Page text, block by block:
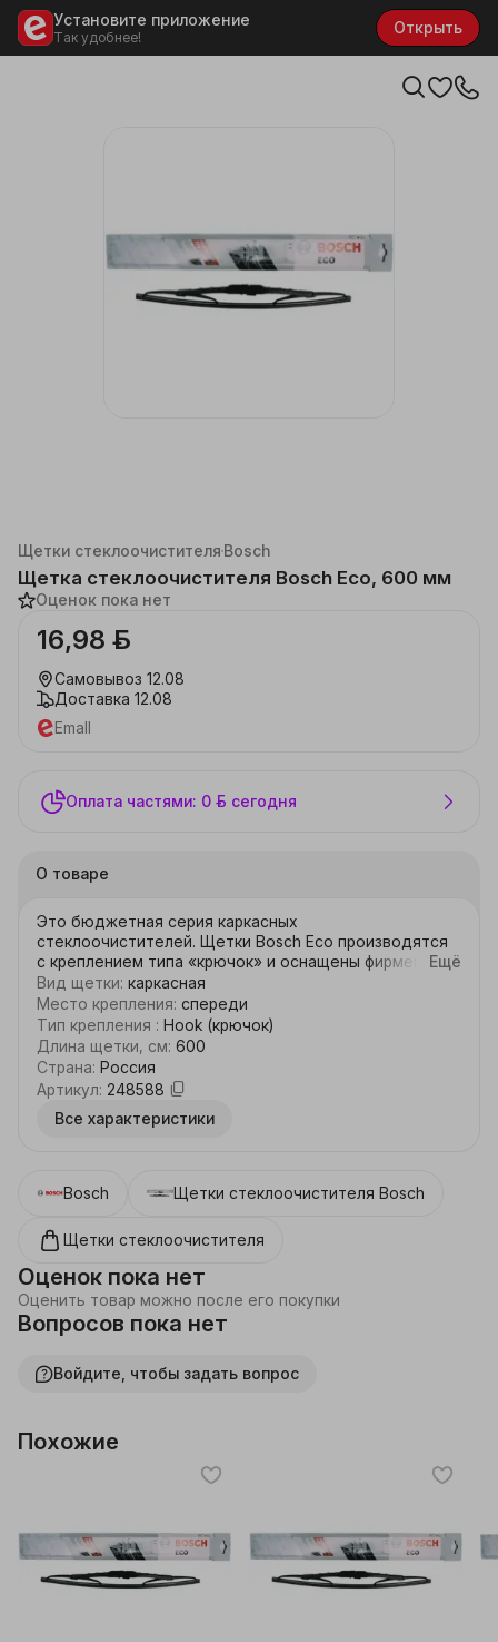
Установите приложение
Так удобнее!
Открыть
Каталог
Автотовары
Автомобильные аксессуары
Щетки стеклоочистителя Bosch
Щетка стеклоочистителя Bosch Eco, 600 мм
Оценок пока нет
16,98 ƃ
Самовывоз 12.08
Доставка 12.08
Emall
Оплата частями: 0 ƃ сегодня
О товаре
Это бюджетная серия каркасных
стеклоочистителей. Щетки Bosch Eco производятся
с креплением типа «крючок» и оснащены фирменным
адаптером «Quick Clip». Серия сочетает в себе
высокое качество и низкую стоимость. Каркасы
щеток имеют антикоррозийное покрытие и форму,
уменьшающую подъемную силу.
Ещё
Вид щетки: каркасная
Место крепления: спереди
Тип крепления : Hook (крючок)
Длина щетки, см: 600
Страна: Россия
Артикул: 248588
Все характеристики
Bosch Щетки стеклоочистителя Bosch
Щетки стеклоочистителя
Оценок пока нет
Оценить товар можно после его покупки
Вопросов пока нет
Войдите, чтобы задать вопрос
Похожие